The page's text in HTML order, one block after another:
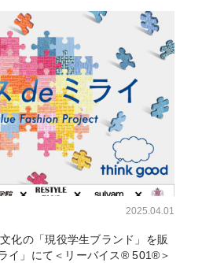
2025.04.01
化の「現役学生ブランド」を販
イ」にて＜リーバイス® 501®＞